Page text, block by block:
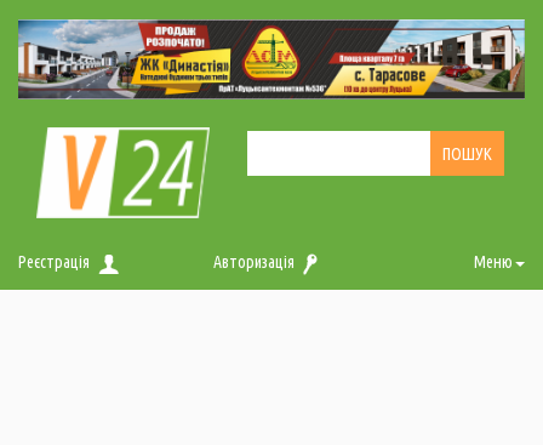
Реєстрація Авторизація Меню